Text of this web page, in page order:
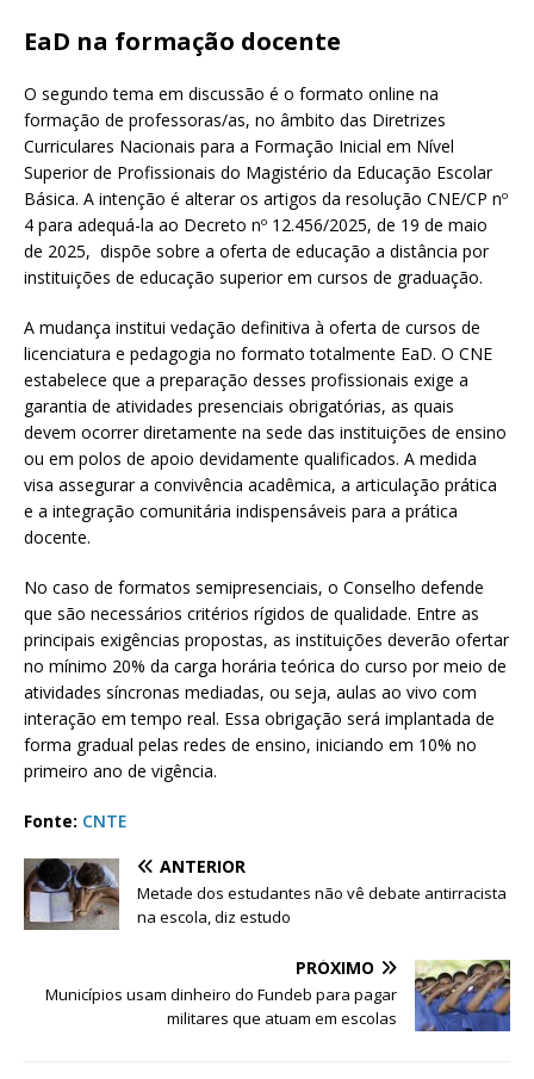
EaD na formação docente
O segundo tema em discussão é o formato online na
formação de professoras/as, no âmbito das Diretrizes
Curriculares Nacionais para a Formação Inicial em Nível
Superior de Profissionais do Magistério da Educação Escolar
Básica. A intenção é alterar os artigos da resolução CNE/CP nº
4 para adequá-la ao Decreto nº 12.456/2025, de 19 de maio
de 2025, dispõe sobre a oferta de educação a distância por
instituições de educação superior em cursos de graduação.
A mudança institui vedação definitiva à oferta de cursos de
licenciatura e pedagogia no formato totalmente EaD. O CNE
estabelece que a preparação desses profissionais exige a
garantia de atividades presenciais obrigatórias, as quais
devem ocorrer diretamente na sede das instituições de ensino
ou em polos de apoio devidamente qualificados. A medida
visa assegurar a convivência acadêmica, a articulação prática
e a integração comunitária indispensáveis para a prática
docente.
No caso de formatos semipresenciais, o Conselho defende
que são necessários critérios rígidos de qualidade. Entre as
principais exigências propostas, as instituições deverão ofertar
no mínimo 20% da carga horária teórica do curso por meio de
atividades síncronas mediadas, ou seja, aulas ao vivo com
interação em tempo real. Essa obrigação será implantada de
forma gradual pelas redes de ensino, iniciando em 10% no
primeiro ano de vigência.
Fonte: CNTE
ANTERIOR
Metade dos estudantes não vê debate antirracista
na escola, diz estudo
PRÓXIMO
Municípios usam dinheiro do Fundeb para pagar
militares que atuam em escolas